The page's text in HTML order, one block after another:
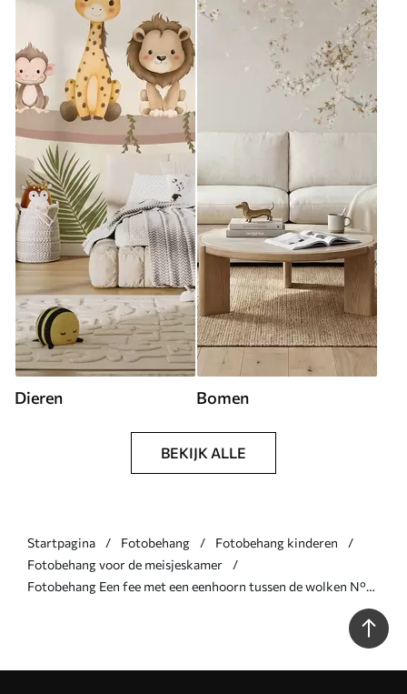
Dieren Bomen
BEKIJK ALLE
Startpagina Fotobehang
Fotobehang kinderen
Fotobehang voor de meisjeskamer
Fotobehang Een fee met een eenhoorn tussen de wolken N°